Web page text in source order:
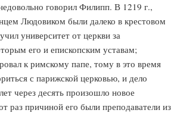
говорил Филипп. В 1219 г.,
Людовиком были далеко в крестовом
университет от церкви за
его и епископским уставам;
к римскому папе, тому в это время
с парижской церковью, и дело
через десять произошло новое
раз причиной его были преподаватели из